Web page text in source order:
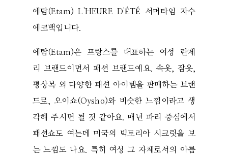
에탐(Etam) L'HEURE D'ÉTÉ 서머타임 자수
에코백입니다.
에탐(Etam)은 프랑스를 대표하는 여성 란제
리 브랜드이면서 패션 브랜드예요. 속옷, 잠옷,
평상복 외 다양한 패션 아이템을 판매하는 브랜
드로, 오이쇼(Oysho)와 비슷한 느낌이라고 생
각해 주시면 될 것 같아요. 매년 파리 중심에서
패션쇼도 여는데 미국의 빅토리아 시크릿을 보
는 느낌도 나요. 특히 여성 그 자체로서의 아름